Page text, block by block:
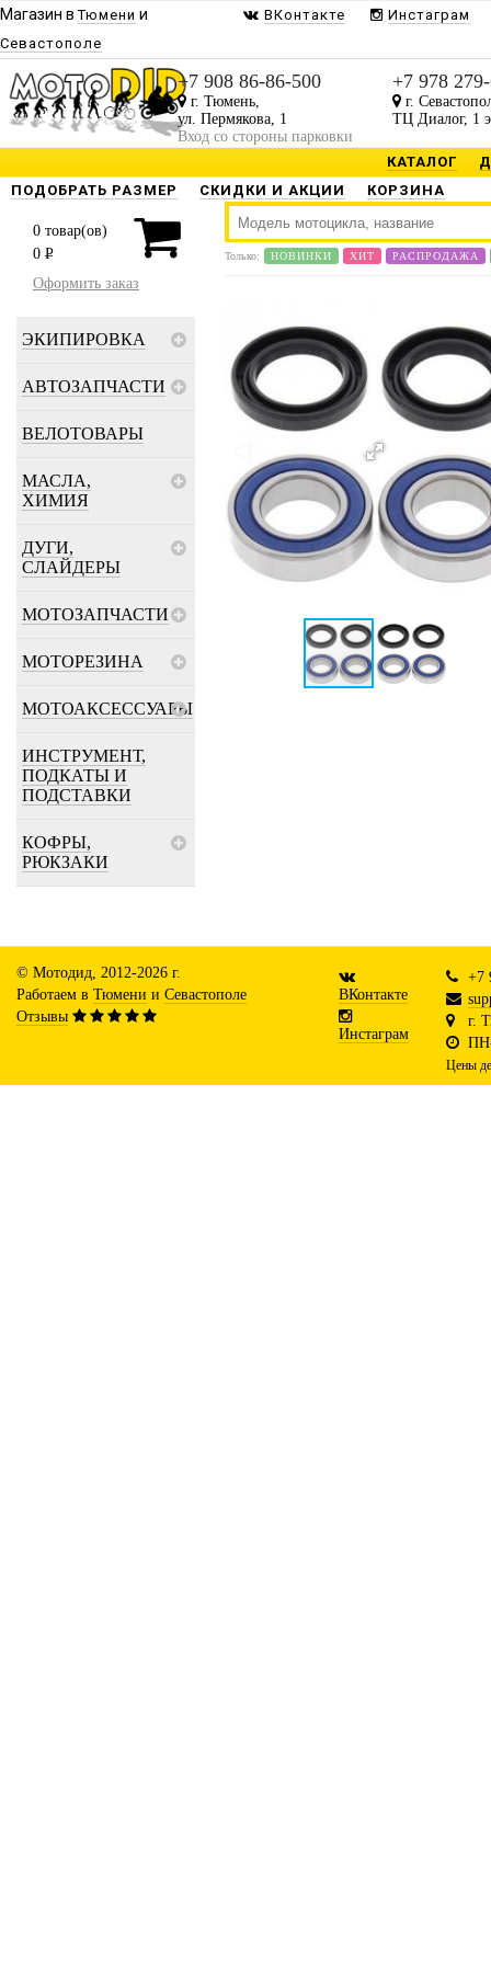
Магазин вТюмени и
Севастополе
ВКонтакте Инстаграм
+7 908 86-86-500
г. Тюмень,
ул. Пермякова, 1
Вход со стороны парковки
+7 978
г.
ТЦ Диалог, 1
КАТАЛОГ
ПОДОБРАТЬ РАЗМЕР
СКИДКИ И АКЦИИ КОРЗИНА
0 товар(ов)
0 P
Оформить заказ
ЭКИПИРОВКА
АВТОЗАПЧАСТИ
ВЕЛОТОВАРЫ
МАСЛА,
ХИМИЯ
ДУГИ,
СЛАЙДЕРЫ
МОТОЗАПЧАСТИ
МОТОРЕЗИНА
МОТОАКСЕССУАРЫ
ИНСТРУМЕНТ,
ПОДКАТЫ И
ПОДСТАВКИ
КОФРЫ,
РЮКЗАКИ
Только: НОВИНКИ ХИТ РАСПРОДАЖА
© Мотодид, 2012-2026 г.
Работаем в Тюмени и Севастополе
Отзывы
ВКонтакте
Инстаграм
+7
г.
Цены